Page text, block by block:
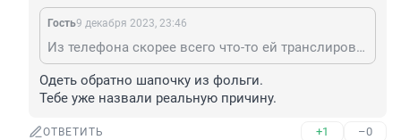
Гость9 декабря 2023, 23:46
Из телефона скорее всего что-то ей транслировали, подогревали, а что - замалчивается. Ни один случай таких стрелков до концасне разобран. Хотя и очень легко это поднять и проверить.
Одеть обратно шапочку из фольги.
Тебе уже назвали реальную причину.
ОТВЕТИТЬ +1 –0